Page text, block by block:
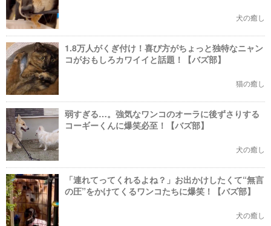
犬の癒し
1.8万人がくぎ付け！喜び方がちょっと独特なニャン
コがおもしろカワイイと話題！【バズ部】
猫の癒し
弱すぎる…。強気なワンコのオーラに後ずさりする
コーギーくんに爆笑必至！【バズ部】
犬の癒し
「連れてってくれるよね？」お出かけしたくて“無言
の圧”をかけてくるワンコたちに爆笑！【バズ部】
犬の癒し